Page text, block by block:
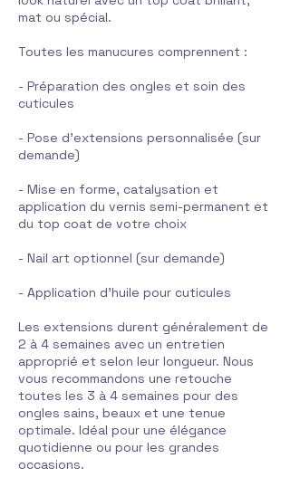
mat ou spécial.
Toutes les manucures comprennent :
- Préparation des ongles et soin des
cuticules
- Pose d'extensions personnalisée (sur
demande)
- Mise en forme, catalysation et
application du vernis semi-permanent et
du top coat de votre choix
- Nail art optionnel (sur demande)
- Application d'huile pour cuticules
Les extensions durent généralement de
2 à 4 semaines avec un entretien
approprié et selon leur longueur. Nous
vous recommandons une retouche
toutes les 3 à 4 semaines pour des
ongles sains, beaux et une tenue
optimale. Idéal pour une élégance
quotidienne ou pour les grandes
occasions.